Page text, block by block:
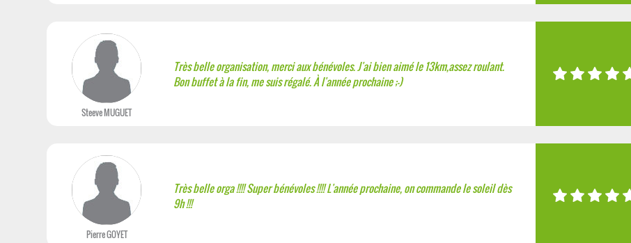
Steeve MUGUET
Très belle organisation, merci aux bénévoles. J'ai bien aimé le 13km,assez roulant.
Bon buffet à la fin, me suis régalé. À l'année prochaine ;-)
Pierre GOYET
Très belle orga !!!! Super bénévoles !!!! L'année prochaine, on commande le soleil dès
9h !!!